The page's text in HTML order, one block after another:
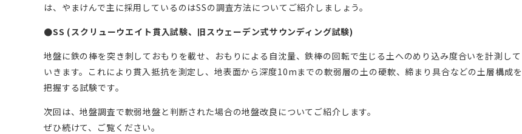
は、やまけんで主に採用しているのはSSの調査方法についてご紹介しましょう。
●SS (スクリューウエイト貫入試験、旧スウェーデン式サウンディング試験)
地盤に鉄の棒を突き刺しておもりを載せ、おもりによる自沈量、鉄棒の回転で生じる土へのめり込み度合いを計測して
いきます。これにより貫入抵抗を測定し、地表面から深度10mまでの軟弱層の土の硬軟、締まり具合などの土層構成を
把握する試験です。
次回は、地盤調査で軟弱地盤と判断された場合の地盤改良についてご紹介します。
ぜひ続けて、ご覧ください。